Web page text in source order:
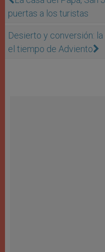
puertas a los turistas
Desierto y conversión:
el tiempo de Adviento